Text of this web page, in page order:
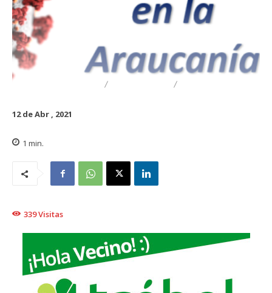
12 de Abr , 2021
1 min.
339Visitas